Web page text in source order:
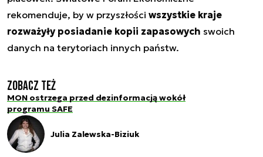
rekomenduje, by w przyszłości wszystkie kraje
rozważyły posiadanie kopii zapasowych swoich
danych na terytoriach innych państw.
Zobacz też
MON ostrzega przed dezinformacją wokół
programu SAFE
Julia Zalewska-Biziuk